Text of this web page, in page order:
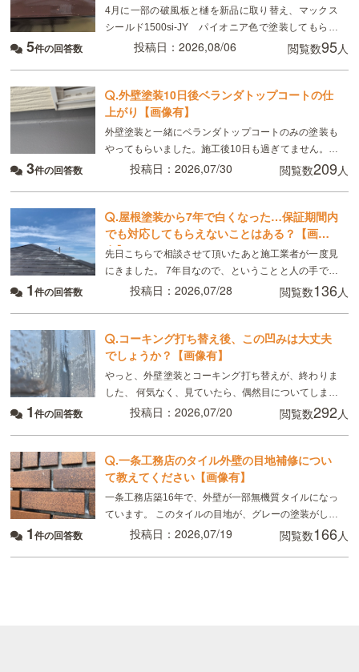
4月に一部の破風板と樋を新品に取り替え、マックス
シールド1500si-JY パイオニア色で塗装してもらい
ました。 8月現在、樋がベタベタして小さい虫が張り
5件の回答数 投稿日：2026,08/06 閲覧数95人
.外壁塗装10日後ベランダトップコートの仕
上がり【画像有】
外壁塗装と一緒にベランダトップコートのみの塗装も
やってもらいました。施工後10日も過ぎてません。こ
れは普通ですか？
3件の回答数 投稿日：2026,07/30 閲覧数209人
.屋根塗装から7年で白くなった…保証期間内
でも対応してもらえないことはある？【画像
有】
先日こちらで相談させて頂いたあと施工業者が一度見
にきました。 7年目なので、ということと人の手で塗
るのでどうしてもムラはできる、板金部分はやはり経
1件の回答数 投稿日：2026,07/28 閲覧数136人
.コーキング打ち替え後、この凹みは大丈夫
でしょうか？【画像有】
やっと、外壁塗装とコーキング打ち替えが、終わりま
した、 何気なく、見ていたら、偶然目についてしまっ
たのですが、 画像のように コーキングの端にマイナ
1件の回答数 投稿日：2026,07/20 閲覧数292人
.一条工務店のタイル外壁の目地補修につい
て教えてください【画像有】
一条工務店築16年で、外壁が一部無機質タイルになっ
ています。 このタイルの目地が、グレーの塗装がして
あるのですが、かなり禿げてしまっていてるので補修
1件の回答数 投稿日：2026,07/19 閲覧数166人